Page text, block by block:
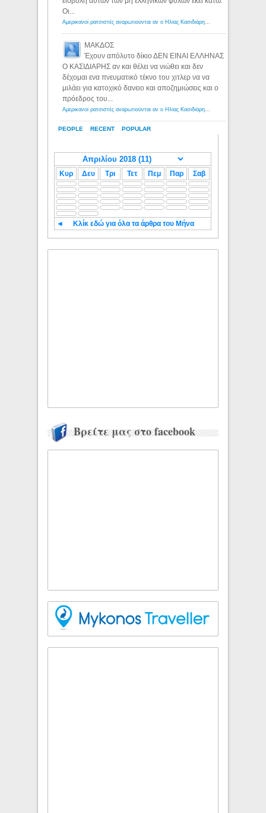
PEOPLE RECENT POPULAR
Οι...
Αμερικανοί ρατσιστές αναρωτιούνται αν ο Ηλίας Κασιδιάρης ανήκει στη λευκή φυλή... - Λόγιος Ερμής
ΜΑΚΔΟΣ
Έχουν απόλυτο δίκιο ΔΕΝ ΕΙΝΑΙ ΕΛΛΗΝΑΣ
Ο ΚΑΣΙΔΙΑΡΗΣ αν και θέλει να νιώθει και δεν
δέχομαι ενα πνευματικό τέκνο του χιτλερ να να
μιλάει για κατοχικό δανειο και αποζημιώσεις και ο
πρόεδρος του...
Αμερικανοί ρατσιστές αναρωτιούνται αν ο Ηλίας Κασιδιάρης ανήκει στη λευκή φυλή... - Λόγιος Ερμής
Κυρ Δευ Τρι Τετ Πεμ Παρ Σαβ
◄ Κλίκ εδώ για όλα τα άρθρα του Μήνα
Βρείτε μας στο facebook